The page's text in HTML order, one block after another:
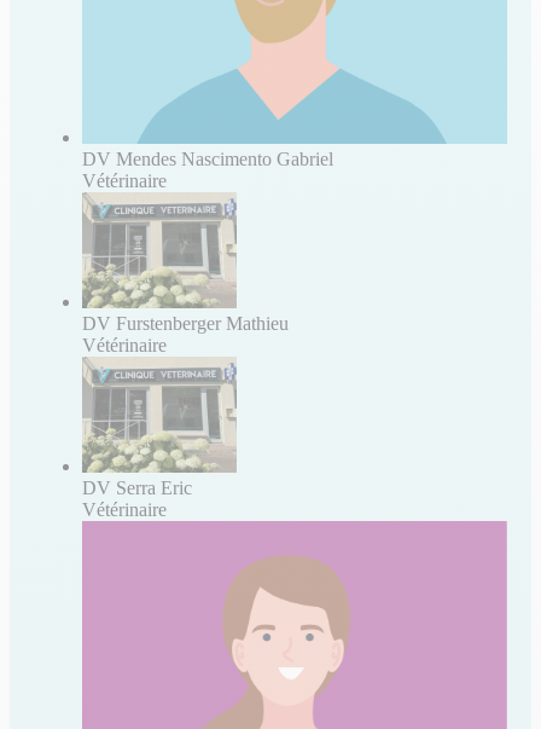
DV Mendes Nascimento Gabriel
Vétérinaire
DV Furstenberger Mathieu
Vétérinaire
DV Serra Eric
Vétérinaire